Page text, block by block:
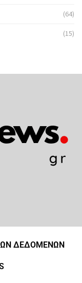
(64)
(15)
ΔΕΔΟΜΕΝΩΝ